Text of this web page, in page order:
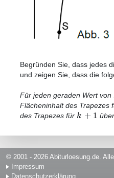
Begründen Sie, dass jedes
und zeigen Sie, dass die
Für jeden geraden Wert von
Flächeninhalt des Trapezes
des Trapezes für k +1
© 2001 - 2026 Abiturloesung.de.
Impressum
Datenschutzerklärung